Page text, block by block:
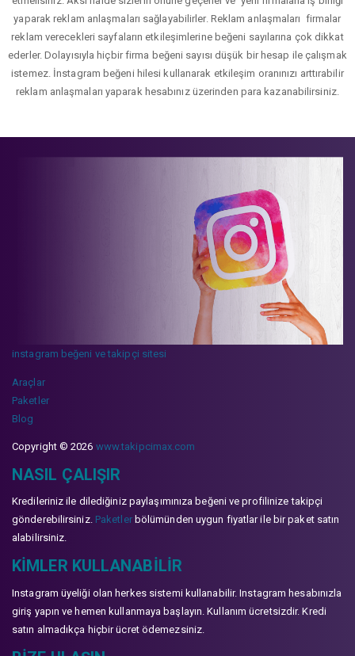
yaparak reklam anlaşmaları sağlayabilirler. Reklam anlaşmaları firmalar
reklam verecekleri sayfaların etkileşimlerine beğeni sayılarına çok dikkat
ederler. Dolayısıyla hiçbir firma beğeni sayısı düşük bir hesap ile çalışmak
istemez. İnstagram beğeni hilesi kullanarak etkileşim oranınızı arttırabilir
reklam anlaşmaları yaparak hesabınız üzerinden para kazanabilirsiniz.
instagram beğeni ve takipçi sitesi
Araçlar
Paketler
Blog
Copyright © 2026 www.takipcimax.com
NASIL ÇALIŞIR
Kredileriniz ile dilediğiniz paylaşımınıza beğeni ve profilinize takipçi
gönderebilirsiniz. Paketlerbölümünden uygun fiyatlar ile bir paket satın
alabilirsiniz.
KIMLER KULLANABILIR
Instagram üyeliği olan herkes sistemi kullanabilir. Instagram hesabınızla
giriş yapın ve hemen kullanmaya başlayın. Kullanım ücretsizdir. Kredi
satın almadıkça hiçbir ücret ödemezsiniz.